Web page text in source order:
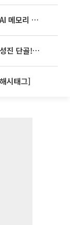
SK하이닉스, 용인·청주에 54조 투자…AI 메모리 생산기지 키운다
'2TV 생생정보' 오늘방송맛집- 배우 강성진 단골! 쌀국수ㆍ푸팟퐁 커리 맛집 '블○○○'
시태그]